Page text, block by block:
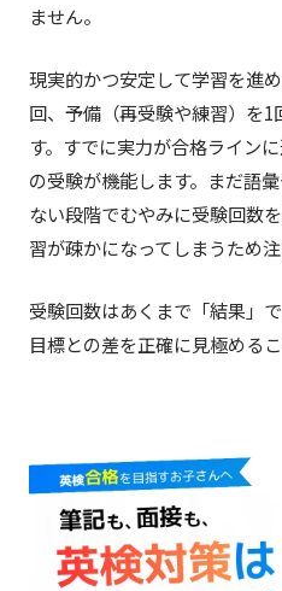
ません。
現実的かつ安定して学習を進
回、予備（再受験や練習）を
す。すでに実力が合格ライン
の受験が機能します。まだ語
ない段階でむやみに受験回数
習が疎かになってしまうため注
受験回数はあくまで「結果」
目標との差を正確に見極める